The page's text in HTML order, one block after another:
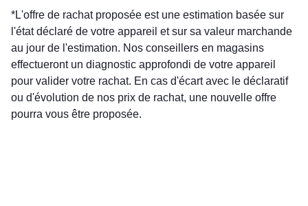
*L'offre de rachat proposée est une estimation basée sur
l'état déclaré de votre appareil et sur sa valeur marchande
au jour de l'estimation. Nos conseillers en magasins
effectueront un diagnostic approfondi de votre appareil
pour valider votre rachat. En cas d'écart avec le déclaratif
ou d'évolution de nos prix de rachat, une nouvelle offre
pourra vous être proposée.